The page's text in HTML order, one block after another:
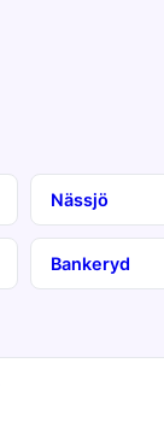
Nässjö
Bankeryd